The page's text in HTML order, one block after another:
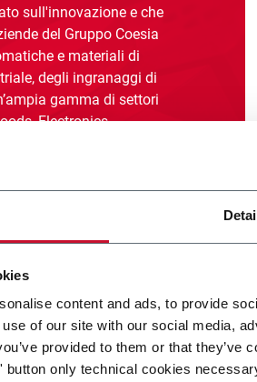
content and ads, to provide
of our site with our social media,
provided to them or that they’ve
button only technical cookies
sull'innovazione e che
del Gruppo Coesia
e materiali di
degli ingranaggi di
gamma di settori
Electronics,
& Automotive,
Qualità